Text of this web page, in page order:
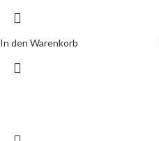
In den Warenkorb